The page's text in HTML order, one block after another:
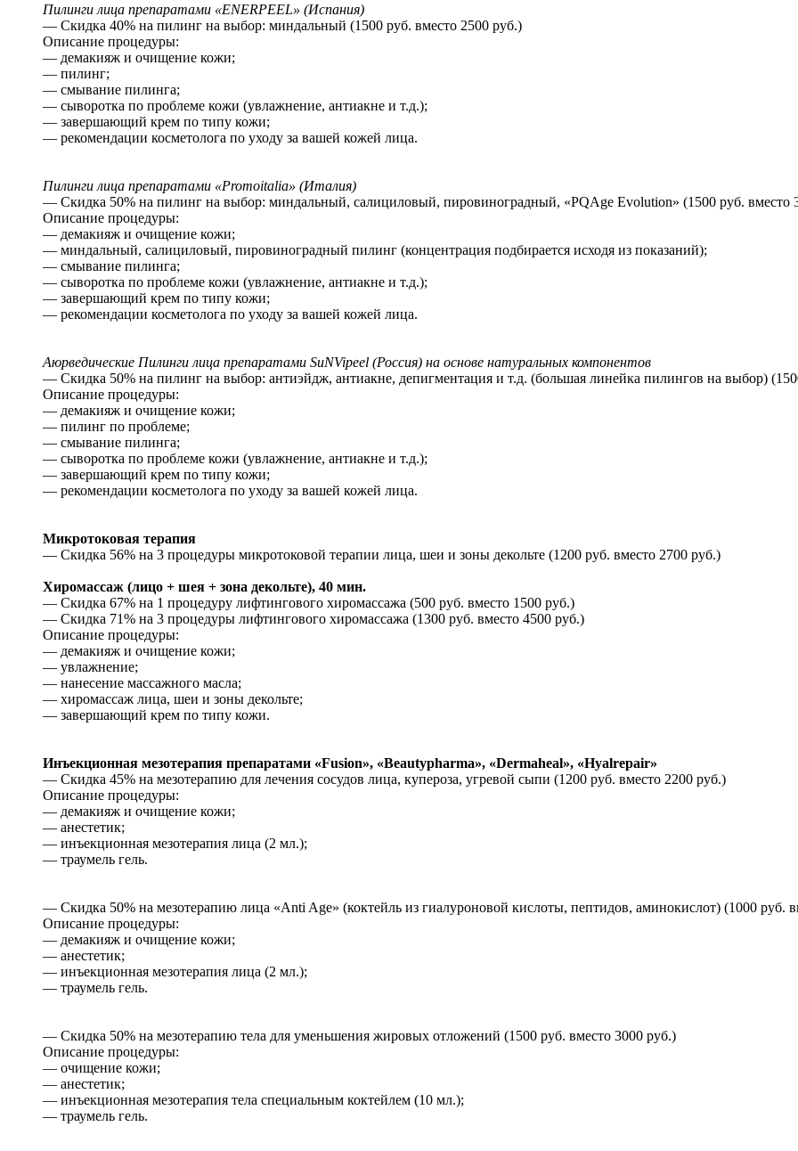
Пилинги лица препаратами «ENERPEEL» (Испания)
— Скидка 40% на пилинг на выбор: миндальный (1500 руб. вместо 2500 руб.)
Описание процедуры:
— демакияж и очищение кожи;
— пилинг;
— смывание пилинга;
— сыворотка по проблеме кожи (увлажнение, антиакне и т.д.);
— завершающий крем по типу кожи;
— рекомендации косметолога по уходу за вашей кожей лица.
Пилинги лица препаратами «Promoitalia» (Италия)
— Скидка 50% на пилинг на выбор: миндальный, салициловый, пировиноградный, «PQAge Evolution» (1500 руб. вместо
Описание процедуры:
— демакияж и очищение кожи;
— миндальный, салициловый, пировиноградный пилинг (концентрация подбирается исходя из показаний);
— смывание пилинга;
— сыворотка по проблеме кожи (увлажнение, антиакне и т.д.);
— завершающий крем по типу кожи;
— рекомендации косметолога по уходу за вашей кожей лица.
Аюрведические Пилинги лица препаратами SuNVipeel (Россия) на основе натуральных компонентов
— Скидка 50% на пилинг на выбор: антиэйдж, антиакне, депигментация и т.д. (большая линейка пилингов на выбор)
Описание процедуры:
— демакияж и очищение кожи;
— пилинг по проблеме;
— смывание пилинга;
— сыворотка по проблеме кожи (увлажнение, антиакне и т.д.);
— завершающий крем по типу кожи;
— рекомендации косметолога по уходу за вашей кожей лица.
Микротоковая терапия
— Скидка 56% на 3 процедуры микротоковой терапии лица, шеи и зоны декольте (1200 руб. вместо 2700 руб.)
Хиромассаж (лицо + шея + зона декольте), 40 мин.
— Скидка 67% на 1 процедуру лифтингового хиромассажа (500 руб. вместо 1500 руб.)
— Скидка 71% на 3 процедуры лифтингового хиромассажа (1300 руб. вместо 4500 руб.)
Описание процедуры:
— демакияж и очищение кожи;
— увлажнение;
— нанесение массажного масла;
— хиромассаж лица, шеи и зоны декольте;
— завершающий крем по типу кожи.
Инъекционная мезотерапия препаратами «Fusion», «Beautypharma», «Dermaheal», «Hyalrepair»
— Скидка 45% на мезотерапию для лечения сосудов лица, купероза, угревой сыпи (1200 руб. вместо 2200 руб.)
Описание процедуры:
— демакияж и очищение кожи;
— анестетик;
— инъекционная мезотерапия лица (2 мл.);
— траумель гель.
— Скидка 50% на мезотерапию лица «Anti Age» (коктейль из гиалуроновой кислоты, пептидов, аминокислот) (1000 руб.
Описание процедуры:
— демакияж и очищение кожи;
— анестетик;
— инъекционная мезотерапия лица (2 мл.);
— траумель гель.
— Скидка 50% на мезотерапию тела для уменьшения жировых отложений (1500 руб. вместо 3000 руб.)
Описание процедуры:
— очищение кожи;
— анестетик;
— инъекционная мезотерапия тела специальным коктейлем (10 мл.);
— траумель гель.